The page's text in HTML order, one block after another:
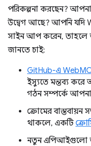
পরিকল্পনা করছেন?
উদ্বেগ আছে? আপনি যদি
সাইন আপ করেন, তাহলে
জানতে চাই:
GitHub-এ
ইস্যুতে মন্তব্য
গঠন সম্পর্কে
ক্রোমের
থাকলে, একটি
নতুন এপিআইগুলো